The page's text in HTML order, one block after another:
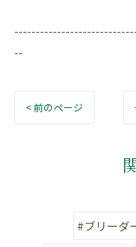
--
< 前のページ
#ブリーダ